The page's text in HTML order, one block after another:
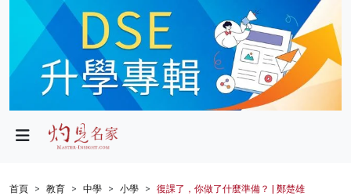
政局
財經
首頁 教育 中學 小學 復課了，你做了什麼準備？ | 鄭楚雄